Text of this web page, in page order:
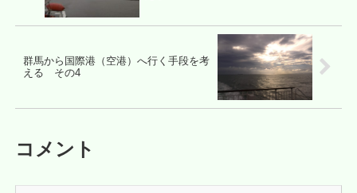
群馬から国際港（空港）へ行く手段を考
える その4
コメント